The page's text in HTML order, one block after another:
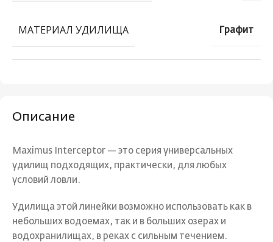
Описание
Maximus Interceptor — это серия универсальных
удилищ подходящих, практически, для любых
условий ловли.
Удилища этой линейки возможно использовать как в
небольших водоемах, так и в больших озерах и
водохранилищах, в реках с сильным течением.
МАТЕРИАЛ УДИЛИЩА Графит